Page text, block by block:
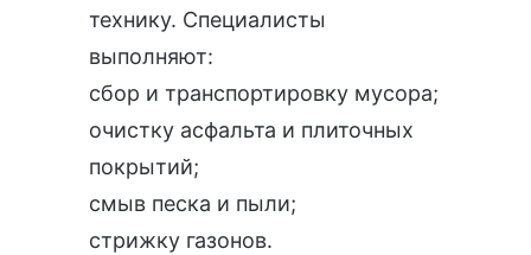
технику. Специалисты
выполняют:
сбор и транспортировку мусора;
очистку асфальта и плиточных
покрытий;
смыв песка и пыли;
стрижку газонов.